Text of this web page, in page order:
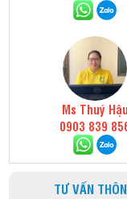
Ms Thuý Hậu
0903 839
TƯ VẤN